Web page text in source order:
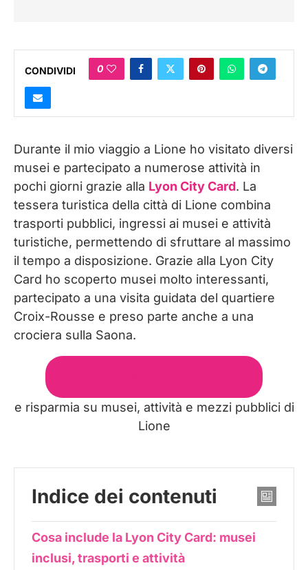
CONDIVIDI 0
Durante il mio viaggio a Lione ho visitato diversi
musei e partecipato a numerose attività in
pochi giorni grazie alla Lyon City Card. La
tessera turistica della città di Lione combina
trasporti pubblici, ingressi ai musei e attività
turistiche, permettendo di sfruttare al massimo
il tempo a disposizione. Grazie alla Lyon City
Card ho scoperto musei molto interessanti,
partecipato a una visita guidata del quartiere
Croix-Rousse e preso parte anche a una
crociera sulla Saona.
e risparmia su musei, attività e mezzi pubblici di
Lione
Indice dei contenuti
Cosa include la Lyon City Card: musei
inclusi, trasporti e attività